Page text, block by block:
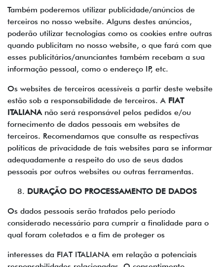
Também poderemos utilizar publicidade/anúncios de
terceiros no nosso website. Alguns destes anúncios,
poderão utilizar tecnologias como os cookies entre outras
quando publicitam no nosso website, o que fará com que
esses publicitários/anunciantes também recebam a sua
informação pessoal, como o endereço IP, etc.
Os websites de terceiros acessíveis a partir deste website
estão sob a responsabilidade de terceiros. A FIAT
ITALIANA não será responsável pelos pedidos e/ou
fornecimento de dados pessoais em websites de
terceiros. Recomendamos que consulte as respectivas
políticas de privacidade de tais websites para se informar
adequadamente a respeito do uso de seus dados
pessoais por outros websites ou outras ferramentas.
DURAÇÃO DO PROCESSAMENTO DE DADOS
Os dados pessoais serão tratados pelo período
considerado necessário para cumprir a finalidade para o
qual foram coletados e a fim de proteger os
interesses da FIAT ITALIANA em relação a potenciais